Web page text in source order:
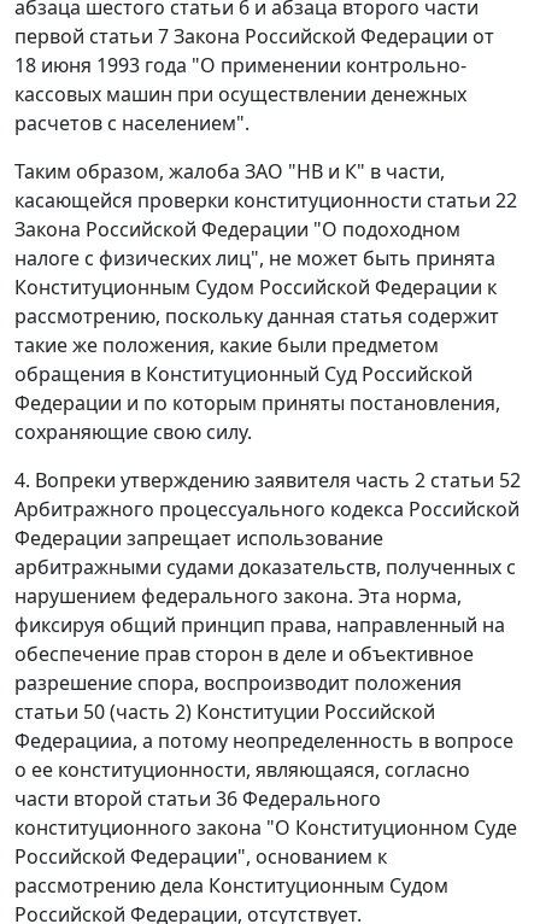
абзаца шестого статьи 6 и абзаца второго части
первой статьи 7 Закона Российской Федерации от
18 июня 1993 года "О применении контрольно-
кассовых машин при осуществлении денежных
расчетов с населением".
Таким образом, жалоба ЗАО "НВ и К" в части,
касающейся проверки конституционности статьи 22
Закона Российской Федерации "О подоходном
налоге с физических лиц", не может быть принята
Конституционным Судом Российской Федерации к
рассмотрению, поскольку данная статья содержит
такие же положения, какие были предметом
обращения в Конституционный Суд Российской
Федерации и по которым приняты постановления,
сохраняющие свою силу.
4. Вопреки утверждению заявителя часть 2 статьи 52
Арбитражного процессуального кодекса Российской
Федерации запрещает использование
арбитражными судами доказательств, полученных с
нарушением федерального закона. Эта норма,
фиксируя общий принцип права, направленный на
обеспечение прав сторон в деле и объективное
разрешение спора, воспроизводит положения
статьи 50 (часть 2) Конституции Российской
Федерацииа, а потому неопределенность в вопросе
о ее конституционности, являющаяся, согласно
части второй статьи 36Федерального
конституционного закона "О Конституционном Суде
Российской Федерации", основанием к
рассмотрению дела Конституционным Судом
Российской Федерации, отсутствует.